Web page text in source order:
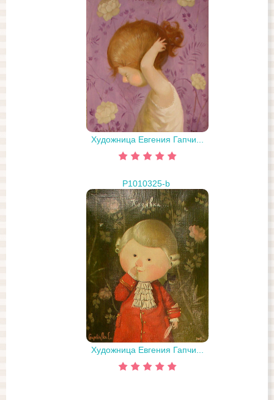
Художница Евгения Гапчи...
P1010325-b
Художница Евгения Гапчи...